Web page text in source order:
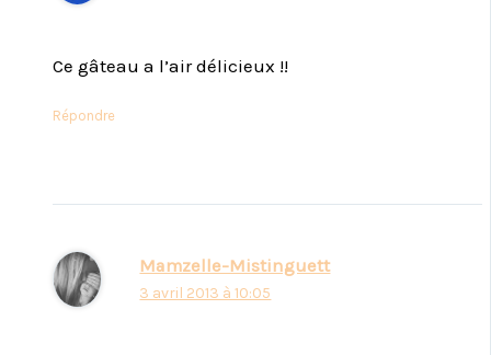
Ce gâteau a l’air délicieux !!
Répondre
Mamzelle-Mistinguett
3 avril 2013 à 10:05